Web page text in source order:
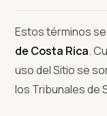
Estos términos
de Costa Rica.
uso del Sitio se
los Tribunales de